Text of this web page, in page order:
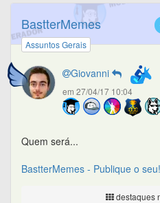
BastterMemes
Assuntos Gerais
Giovanni
em 27/04/17 10:04
Quem será...
BastterMemes - Publique o seu!
destaques